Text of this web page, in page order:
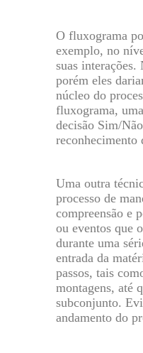
O fluxograma
exemplo, no
suas
porém eles
núcleo do
fluxograma,
decisão Sim/
reconhecimento
Uma outra
processo de
compreensão e
ou eventos que
durante uma
entrada da
passos, tais
montagens, até
subconjunto.
andamento do